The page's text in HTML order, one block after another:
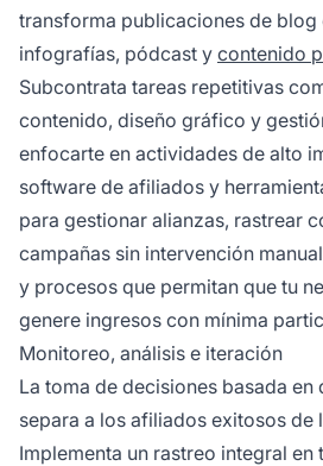
transforma publicaciones de blog
infografías, pódcast y contenido
Subcontrata tareas repetitivas
contenido, diseño gráfico y
enfocarte en actividades de alto
software de afiliados y
para gestionar alianzas, rastrear
campañas sin intervención
y procesos que permitan que tu
genere ingresos con mínima
Monitoreo, análisis e iteración
La toma de decisiones basada en
separa a los afiliados exitosos de
Implementa un rastreo integral en